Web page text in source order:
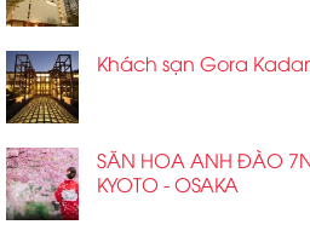
Khách sạn Gora
SĂN HOA ANH ĐÀO
KYOTO - OSAKA